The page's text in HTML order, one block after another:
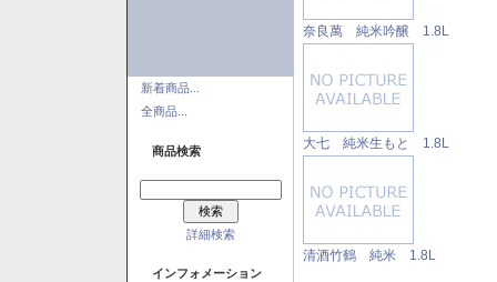
新着商品...
全商品...
商品検索
詳細検索
インフォメーション
奈良萬 純米吟醸 1.8L
大七 純米生もと 1.8L
清酒竹鶴 純米 1.8L